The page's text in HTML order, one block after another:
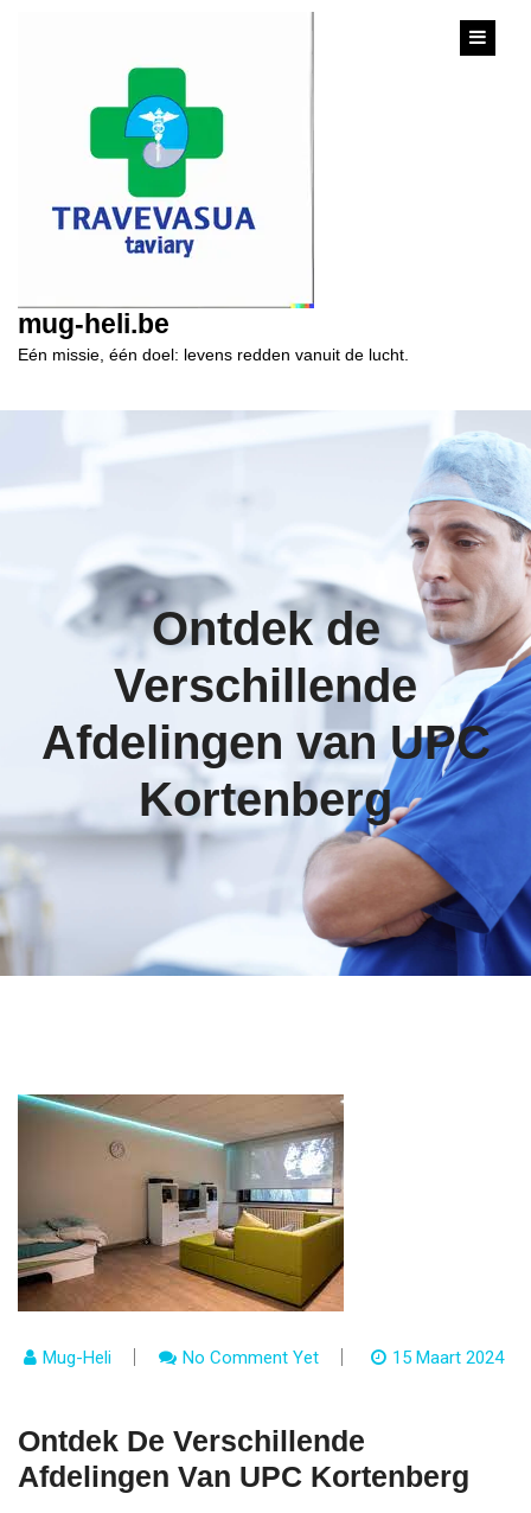
mug-heli.be
Eén missie, één doel: levens redden vanuit de lucht.
Ontdek de
Verschillende
Afdelingen van UPC
Kortenberg
Mug-Heli No Comment Yet 15 Maart 2024
Ontdek De Verschillende
Afdelingen Van UPC Kortenberg